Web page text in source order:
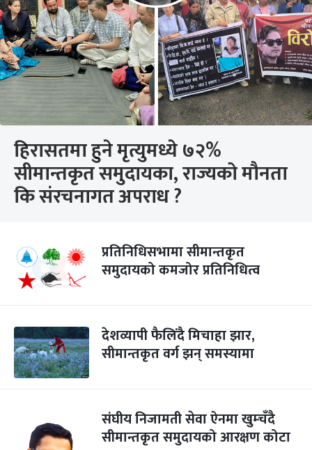
हिरासतमा हुने मृत्युमध्ये ७२%
सीमान्तकृत समुदायका, राज्यको मौनता
कि संरचनागत अपराध ?
प्रतिनिधिसभामा सीमान्तकृत
समुदायको कमजोर प्रतिनिधित्व
देशव्यापी फैलिंदै मिचाहा झार,
सीमान्तकृत वर्ग झन् समस्यामा
संघीय निजामती सेवा ऐनमा खुम्चँदै
सीमान्तकृत समुदायको आरक्षण कोटा